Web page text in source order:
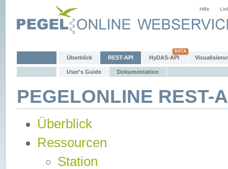
Hilfe
Überblick REST-API HyDAS-API
User's Guide Dokumentation
PEGELONLINE
Überblick
Ressourcen
Station